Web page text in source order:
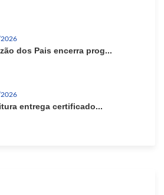
dos Pais encerra prog...
entrega certificado...